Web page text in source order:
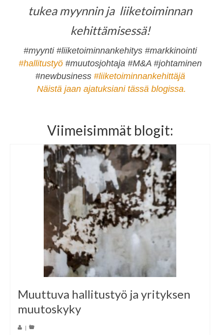
tukea myynnin ja liiketoiminnan
kehittämisessä!
#myynti #liiketoiminnankehitys #markkinointi
#hallitustyö#muutosjohtaja #M&A #johtaminen
#newbusiness #liiketoiminnankehittäjä
Näistä jaan ajatuksiani tässä blogissa.
Viimeisimmät blogit:
Muuttuva hallitustyö ja yrityksen
muutoskyky
|